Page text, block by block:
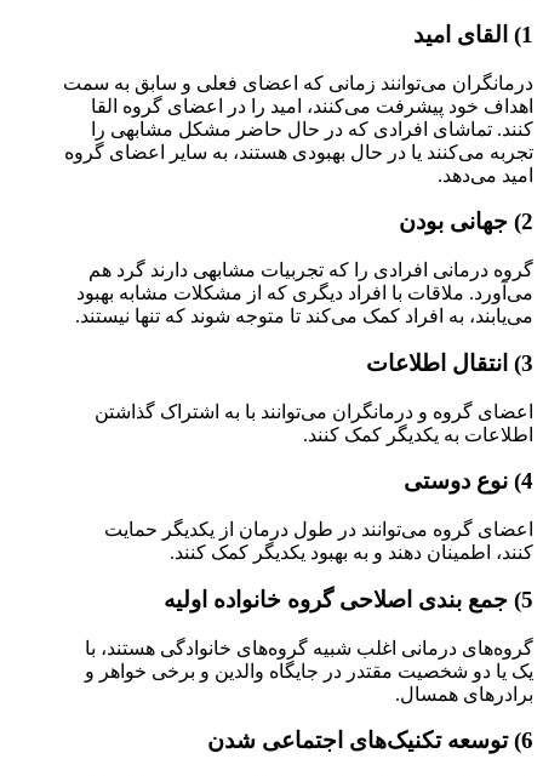
1) القای امید
درمانگران می‌توانند زمانی که اعضای فعلی و سابق به سمت
اهداف خود پیشرفت می‌کنند، امید را در اعضای گروه القا
کنند. تماشای افرادی که در حال حاضر مشکل مشابهی را
تجربه می‌کنند یا در حال بهبودی هستند، به سایر اعضای گروه
امید می‌دهد.
2) جهانی بودن
گروه درمانی افرادی را که تجربیات مشابهی دارند گرد هم
می‌آورد. ملاقات با افراد دیگری که از مشکلات مشابه بهبود
می‌یابند، به افراد کمک می‌کند تا متوجه شوند که تنها نیستند.
3) انتقال اطلاعات
اعضای گروه و درمانگران می‌توانند با به اشتراک گذاشتن
اطلاعات به یکدیگر کمک کنند.
4) نوع دوستی
اعضای گروه می‌توانند در طول درمان از یکدیگر حمایت
کنند، اطمینان دهند و به بهبود یکدیگر کمک کنند.
5) جمع بندی اصلاحی گروه خانواده اولیه
گروه‌های درمانی اغلب شبیه گروه‌های خانوادگی هستند، با
یک یا دو شخصیت مقتدر در جایگاه والدین و برخی خواهر و
برادرهای همسال.
6) توسعه تکنیک‌های اجتماعی شدن